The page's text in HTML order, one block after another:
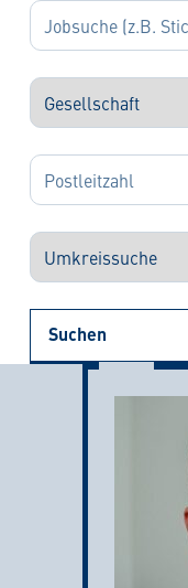
Suchen